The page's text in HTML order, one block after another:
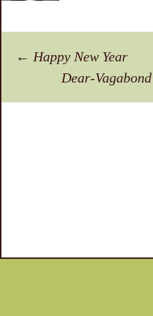
Beitragsnavigation
← Happy New Year
Dear-